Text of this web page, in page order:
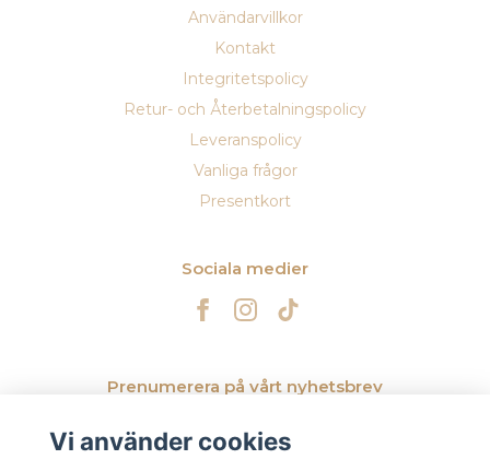
Användarvillkor
Kontakt
Integritetspolicy
Retur- och Återbetalningspolicy
Leveranspolicy
Vanliga frågor
Presentkort
Sociala medier
Prenumerera på vårt nyhetsbrev
Vi använder cookies